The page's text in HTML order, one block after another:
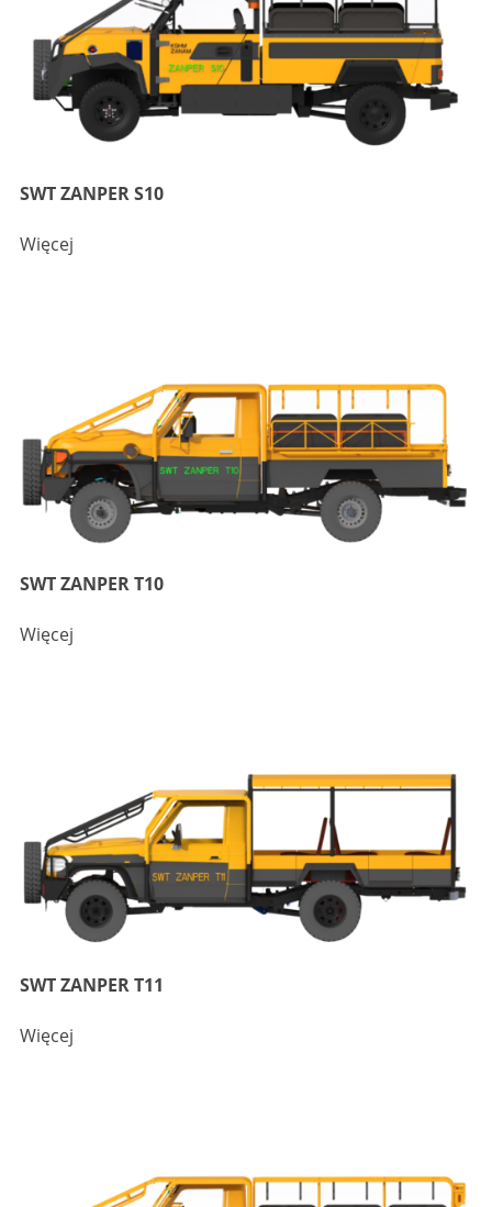
SWT ZANPER S10
Więcej
SWT ZANPER T10
Więcej
SWT ZANPER T11
Więcej